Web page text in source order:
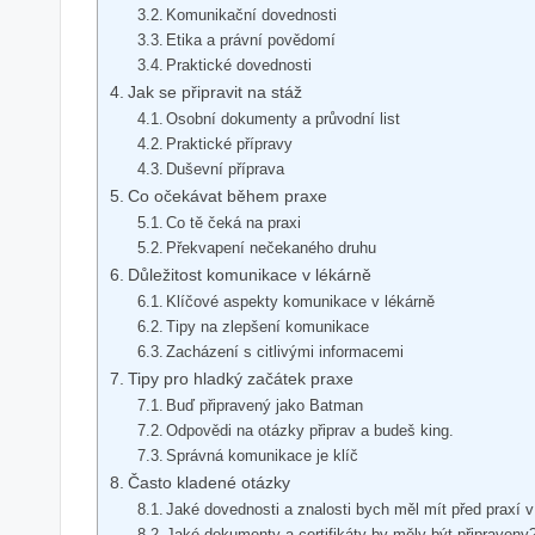
Komunikační dovednosti
Etika a právní povědomí
Praktické dovednosti
Jak se připravit na stáž
Osobní dokumenty a průvodní list
Praktické přípravy
Duševní příprava
Co očekávat během praxe
Co tě čeká na praxi
Překvapení nečekaného druhu
Důležitost komunikace v lékárně
Klíčové aspekty komunikace v lékárně
Tipy na zlepšení komunikace
Zacházení s citlivými informacemi
Tipy pro hladký začátek praxe
Buď připravený jako Batman
Odpovědi na otázky připrav a budeš king.
Správná komunikace je klíč
Často kladené otázky
Jaké dovednosti a znalosti bych měl mít před praxí